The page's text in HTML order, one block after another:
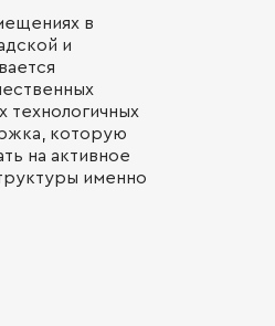
в
и
которую
на активное
именно